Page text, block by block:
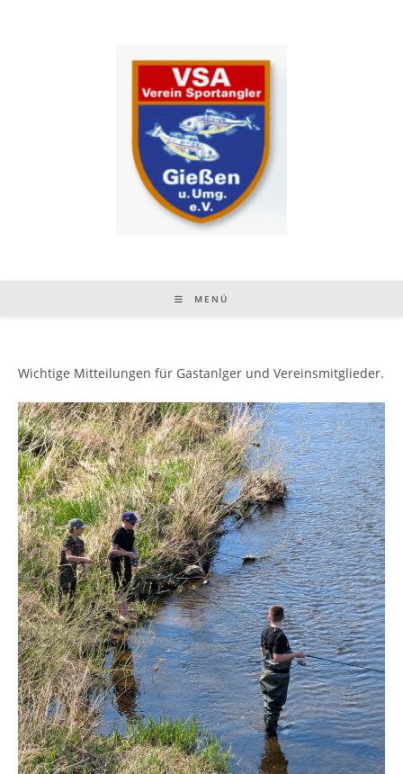
MENÜ
Wichtige Mitteilungen für Gastanlger und Vereinsmitglieder.